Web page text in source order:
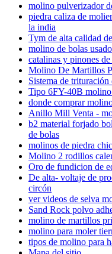
molino pulverizador
piedra caliza de
la india
Tym de alta calidad
molino de bolas
catalinas y pinones
Molino De Martillos
Sistema de trituración
Tipo 6FY-40B molino
donde comprar
Anillo Mill Venta -
b2 material forjado
de bolas
molinos de piedra
Molino 2 rodillos
Oro de fundicion de
De alta- voltaje de
circón
ver videos de selva
Sand Rock polvo
molino de martillos
molino para moler
tipos de molino para